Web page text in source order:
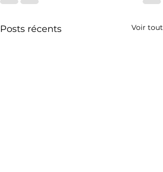
Posts récents Voir tout